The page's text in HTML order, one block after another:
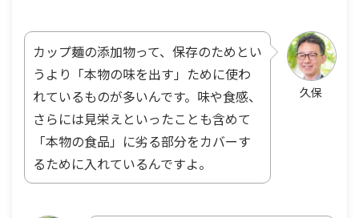
久保
カップ麺の添加物って、保存のためとい
うより「本物の味を出す」ために使わ
れているものが多いんです。味や食感、
さらには見栄えといったことも含めて
「本物の食品」に劣る部分をカバーす
るために入れているんですよ。